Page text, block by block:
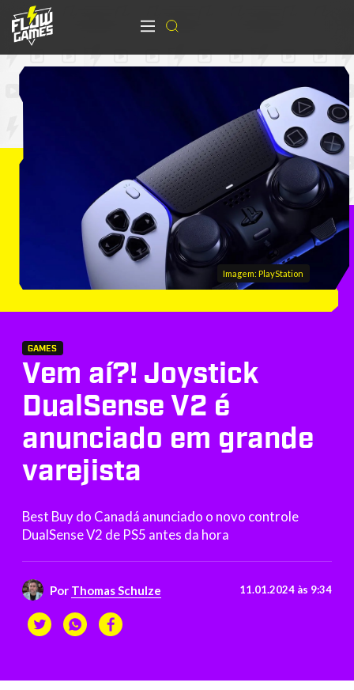
Imagem: PlayStation
GAMES
Vem aí?! Joystick
DualSense V2 é
anunciado em grande
varejista
Best Buy do Canadá anunciado o novo controle
DualSense V2 de PS5 antes da hora
Por Thomas Schulze 11.01.2024 às 9:34